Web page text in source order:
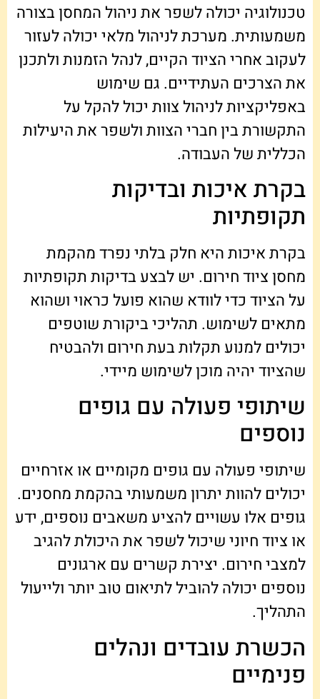
טכנולוגיה יכולה לשפר את ניהול המחסן בצורה
משמעותית. מערכת לניהול מלאי יכולה לעזור
לעקוב אחרי הציוד הקיים, לנהל הזמנות ולתכנן
את הצרכים העתידיים. גם שימוש
באפליקציות לניהול צוות יכול להקל על
התקשורת בין חברי הצוות ולשפר את היעילות
הכללית של העבודה.
בקרת איכות ובדיקות
תקופתיות
בקרת איכות היא חלק בלתי נפרד מהקמת
מחסן ציוד חירום. יש לבצע בדיקות תקופתיות
על הציוד כדי לוודא שהוא פועל כראוי ושהוא
מתאים לשימוש. תהליכי ביקורת שוטפים
יכולים למנוע תקלות בעת חירום ולהבטיח
שהציוד יהיה מוכן לשימוש מיידי.
שיתופי פעולה עם גופים
נוספים
שיתופי פעולה עם גופים מקומיים או אזרחיים
יכולים להוות יתרון משמעותי בהקמת מחסנים.
גופים אלו עשויים להציע משאבים נוספים, ידע
או ציוד חיוני שיכול לשפר את היכולת להגיב
למצבי חירום. יצירת קשרים עם ארגונים
נוספים יכולה להוביל לתיאום טוב יותר ולייעול
התהליך.
הכשרת עובדים ונהלים
פנימיים